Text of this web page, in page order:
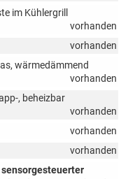
im Kühlergrill
vorhanden
vorhanden
wärmedämmend
vorhanden
, beheizbar
vorhanden
vorhanden
vorhanden
sensorgesteuerter